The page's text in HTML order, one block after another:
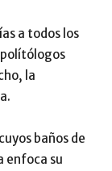
a todos los
la
baños de
enfoca su